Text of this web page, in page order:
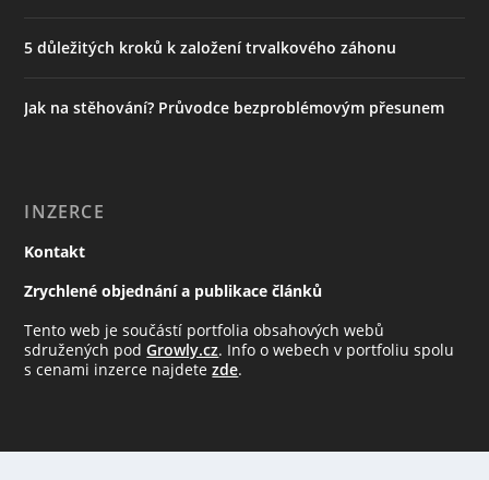
5 důležitých kroků k založení trvalkového záhonu
Jak na stěhování? Průvodce bezproblémovým přesunem
INZERCE
Kontakt
Zrychlené objednání a publikace článků
Tento web je součástí portfolia obsahových webů
sdružených podGrowly.cz. Info o webech v portfoliu spolu
s cenami inzerce najdetezde.